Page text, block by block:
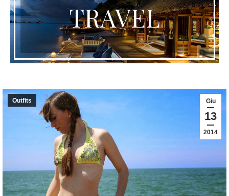
TRAVEL
Giu
13
2014
Outfits